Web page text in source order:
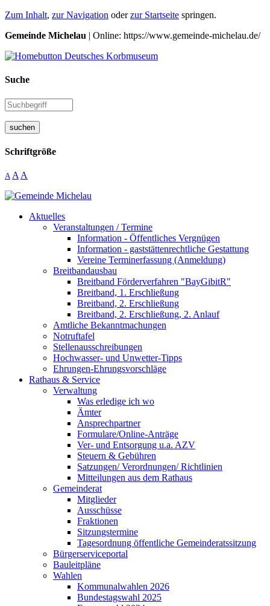
Zum Inhalt, zur Navigation oderzur Startseite springen.
Gemeinde Michelau | Online: https://www.gemeinde-michelau.de/
Suche
suchen
Schriftgröße
A A A
Aktuelles
Veranstaltungen / Termine
Information - Öffentliches Vergnügen
Information - gaststättenrechtliche Gestattung
Vereine Terminerfassung (Anmeldung)
Breitbandausbau
Breitband Förderverfahren "BayGibitR"
Breitband, 1. Erschließung
Breitband, 2. Erschließung
Breitband, 2. Erschließung, 2. Anlauf
Amtliche Bekanntmachungen
Notruftafel
Stellenausschreibungen
Hochwasser- und Unwetter-Tipps
Ehrungen-Ehrungsvorschläge
Rathaus & Service
Verwaltung
Was erledige ich wo
Ämter
Ansprechpartner
Formulare/Online-Anträge
Ver- und Entsorgung u.a. AZV
Steuern & Gebühren
Satzungen/ Verordnungen/ Richtlinien
Mitteilungen aus dem Rathaus
Gemeinderat
Mitglieder
Ausschüsse
Fraktionen
Sitzungstermine
Tagesordnung öffentliche Gemeinderatssitzung
Bürgerserviceportal
Bauleitpläne
Wahlen
Kommunalwahlen 2026
Bundestagswahl 2025